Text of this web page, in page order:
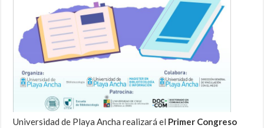
Universidad de Playa Ancha realizará el Primer Congreso